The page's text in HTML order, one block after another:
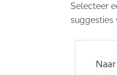
Selecteer
suggesties